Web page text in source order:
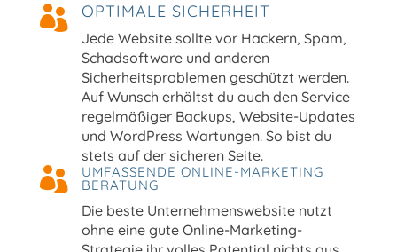
 OPTIMALE SICHERHEIT
Jede Website sollte vor Hackern, Spam,
Schadsoftware und anderen
Sicherheitsproblemen geschützt werden.
Auf Wunsch erhältst du auch den Service
regelmäßiger Backups, Website-Updates
und WordPress Wartungen. So bist du
stets auf der sicheren Seite.
 UMFASSENDE ONLINE-MARKETING
BERATUNG
Die beste Unternehmenswebsite nutzt
ohne eine gute Online-Marketing-